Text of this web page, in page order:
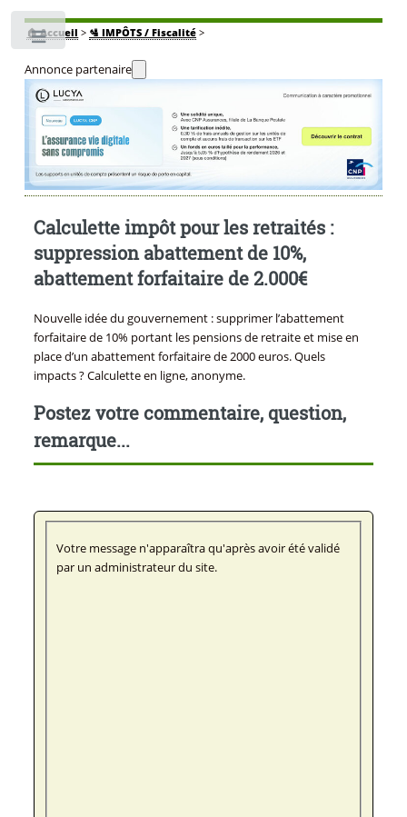
🏠Accueil > 🛂 IMPÔTS / Fiscalité>
Annonce partenaire
Calculette impôt pour les retraités :
suppression abattement de 10%,
abattement forfaitaire de 2.000€
Nouvelle idée du gouvernement : supprimer l’abattement
forfaitaire de 10% portant les pensions de retraite et mise en
place d’un abattement forfaitaire de 2000 euros. Quels
impacts ? Calculette en ligne, anonyme.
Postez votre commentaire, question,
remarque...
Votre message n'apparaîtra qu'après avoir été validé
par un administrateur du site.
Toggle